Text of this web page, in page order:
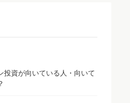
投資が向いている人・向いて